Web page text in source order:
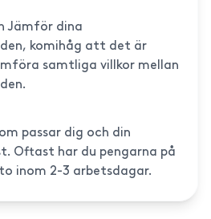
Jämför dina
komihåg att det är
samtliga villkor mellan
passar dig och din
Oftast har du pengarna på
inom 2-3 arbetsdagar.